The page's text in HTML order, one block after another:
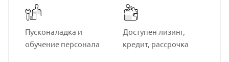
Пусконаладка и
обучение персонала
Доступен лизинг,
кредит, рассрочка